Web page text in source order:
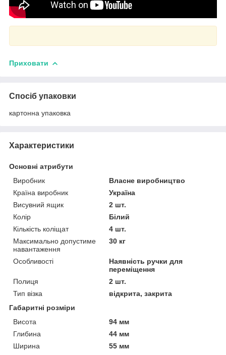
Приховати
Спосіб упаковки
картонна упаковка
Характеристики
Основні атрибути
Виробник
Власне виробництво
Країна виробник
Україна
Висувний ящик
2 шт.
Колір
Білий
Кількість коліщат
4 шт.
Максимально допустиме
навантаження
30 кг
Особливості
Наявність ручки для
переміщення
Полиця
2 шт.
Тип візка
відкрита, закрита
Габаритні розміри
Висота
94 мм
Глибина
44 мм
Ширина
55 мм